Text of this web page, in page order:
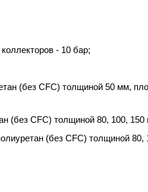
- 10 бар;
(без CFC) толщиной 50 мм,
(без CFC) толщиной 80, 100,
(без CFC) толщиной